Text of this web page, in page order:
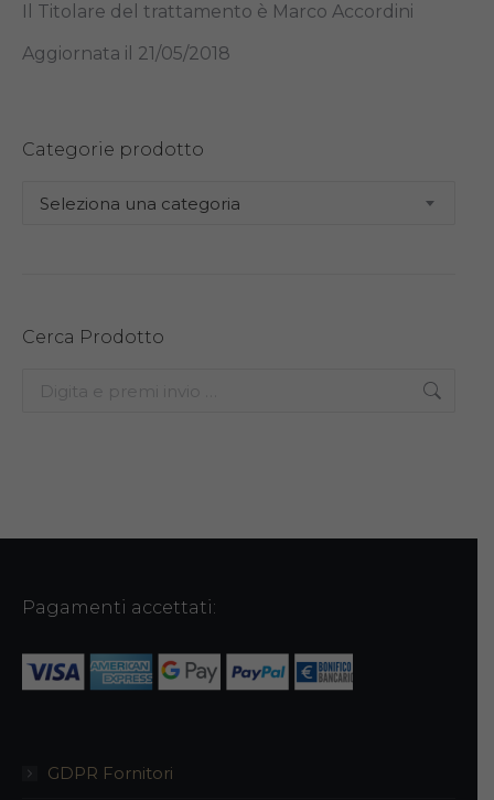
Il Titolare del trattamento è Marco Accordini
Aggiornata il 21/05/2018
Categorie prodotto
Seleziona una categoria
Cerca Prodotto
Pagamenti accettati:
GDPR Fornitori